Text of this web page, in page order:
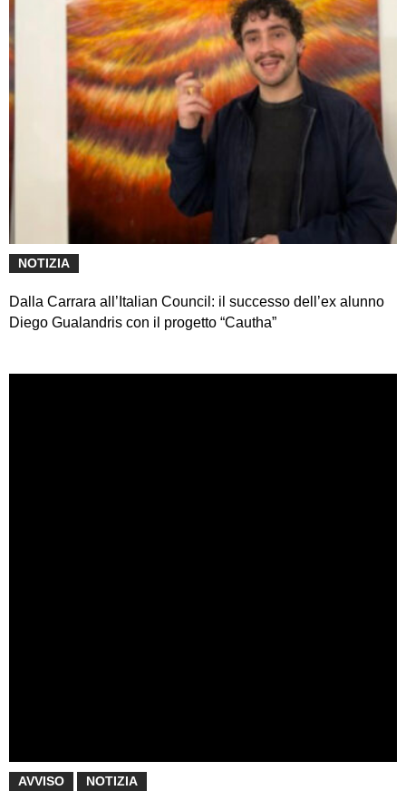
NOTIZIA
Dalla Carrara all’Italian Council: il successo dell’ex alunno
Diego Gualandris con il progetto “Cautha”
AVVISO NOTIZIA